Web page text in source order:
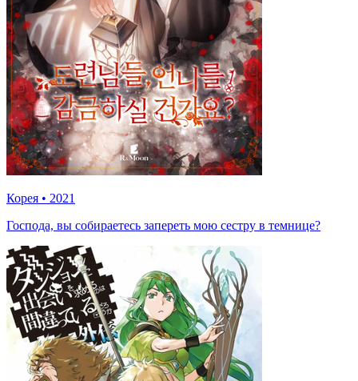
Корея • 2021
Господа, вы собираетесь запереть мою сестру в темнице?